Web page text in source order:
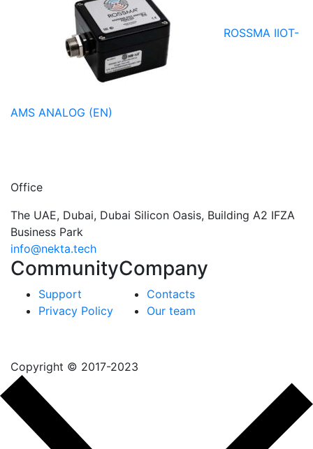
ROSSMA IIOT-
AMS ANALOG (EN)
Office
The UAE, Dubai, Dubai Silicon Oasis, Building A2 IFZA
Business Park
info@nekta.tech
Community
Support
Privacy Policy
Company
Contacts
Our team
Copyright © 2017-2023